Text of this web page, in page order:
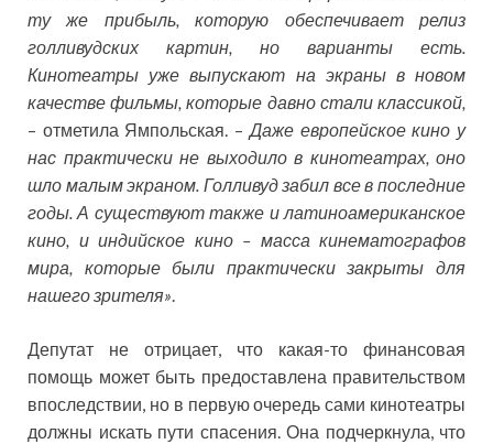
ту же прибыль, которую обеспечивает релиз
голливудских картин, но варианты есть.
Кинотеатры уже выпускают на экраны в новом
качестве фильмы, которые давно стали классикой,
– отметила Ямпольская. –Даже европейское кино у
нас практически не выходило в кинотеатрах, оно
шло малым экраном. Голливуд забил все в последние
годы. А существуют также и латиноамериканское
кино, и индийское кино – масса кинематографов
мира, которые были практически закрыты для
нашего зрителя».
Депутат не отрицает, что какая-то финансовая
помощь может быть предоставлена правительством
впоследствии, но в первую очередь сами кинотеатры
должны искать пути спасения. Она подчеркнула, что